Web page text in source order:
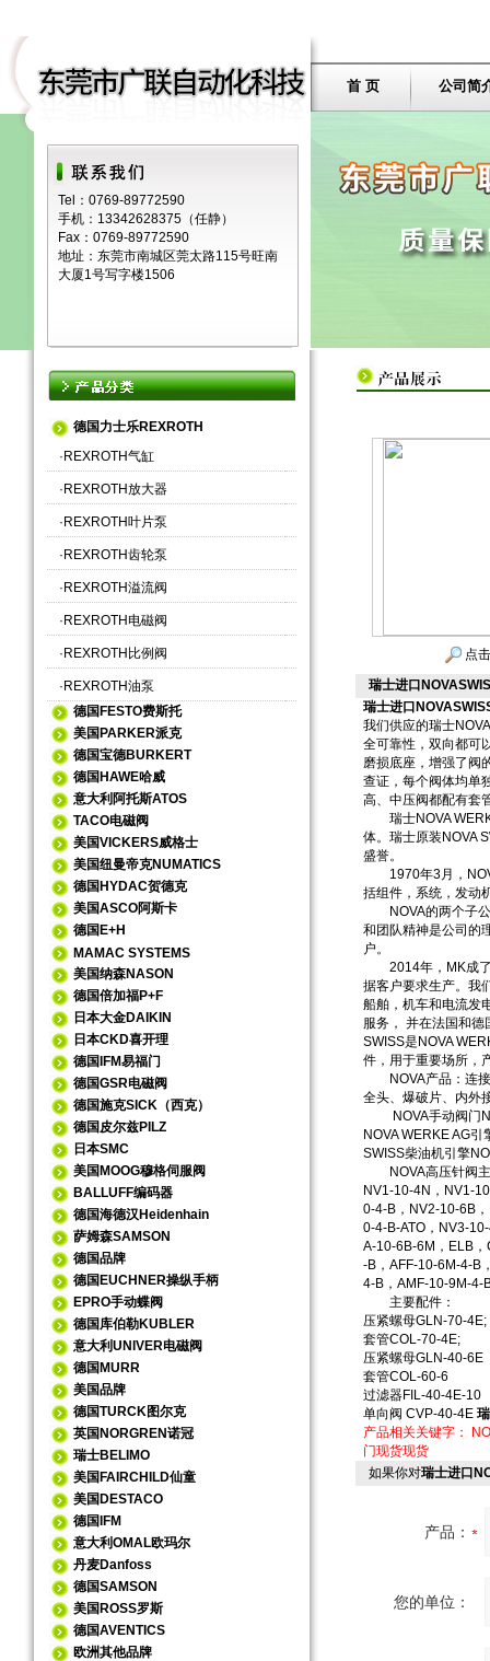
Tel：0769-89772590
手机：13342628375（任静）
Fax：0769-89772590
地址：东莞市南城区莞太路115号旺南
大厦1号写字楼1506
首 页 公司简
德国力士乐REXROTH
· REXROTH气缸
· REXROTH放大器
· REXROTH叶片泵
· REXROTH齿轮泵
· REXROTH溢流阀
· REXROTH电磁阀
· REXROTH比例阀
· REXROTH油泵
德国FESTO费斯托
美国PARKER派克
德国宝德BURKERT
德国HAWE哈威
意大利阿托斯ATOS
TACO电磁阀
美国VICKERS威格士
美国纽曼帝克NUMATICS
德国HYDAC贺德克
美国ASCO阿斯卡
德国E+H
MAMAC SYSTEMS
美国纳森NASON
德国倍加福P+F
日本大金DAIKIN
日本CKD喜开理
德国IFM易福门
德国GSR电磁阀
德国施克SICK（西克）
德国皮尔兹PILZ
日本SMC
美国MOOG穆格伺服阀
BALLUFF编码器
德国海德汉Heidenhain
萨姆森SAMSON
德国品牌
德国EUCHNER操纵手柄
EPRO手动蝶阀
德国库伯勒KUBLER
意大利UNIVER电磁阀
德国MURR
美国品牌
德国TURCK图尔克
英国NORGREN诺冠
瑞士BELIMO
美国FAIRCHILD仙童
美国DESTACO
德国IFM
意大利OMAL欧玛尔
丹麦Danfoss
德国SAMSON
美国ROSS罗斯
德国AVENTICS
欧洲其他品牌
点
瑞士进口
瑞士进口
我们供应的瑞士
全可靠性，双向都可
磨损底座，增强了阀
查证，每个阀体均单
高、中压阀都配有套
瑞士NOVA
体。瑞士原装NOVA
盛誉。
1970年3月，
括组件，系统，发动
NOVA的两个子公
和团队精神是公司的
户。
2014年，MK成了
据客户要求生产。我
船舶，机车和电流发
服务， 并在法国和
SWISS是NOVA
件，用于重要场所，
NOVA产品：连接
全头、爆破片、内外
NOVA手动阀门
NOVA WERKE AG
SWISS柴油机引擎
NOVA高压针阀主
NV1-10-4N，NV1-
0-4-B，NV2-10-6B
0-4-B-ATO，NV3-
A-10-6B-6M，ELB
-B，AFF-10-6M-4-B
4-B，AMF-10-9M-4-
主要配件：
压紧螺母GLN-70-4E;
套管COL-70-4E;
压紧螺母GLN-40-6E
套管COL-60-6
过滤器FIL-40-4E-10
单向阀 CVP-40-4E
产品相关关键字：
门现货现货
如果你对瑞士进口
产品：
您的单位：